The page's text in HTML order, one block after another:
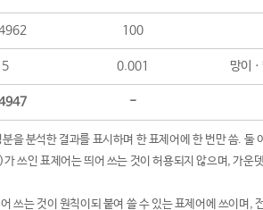
100
0.001 망이
-
분석한 결과를 표시하며 한 표제어에 한 번만 씀. 둘
쓰인 표제어는 띄어 쓰는 것이 허용되지 않으며, 가운
쓰는 것이 원칙이되 붙여 쓸 수 있는 표제어에 쓰이며,